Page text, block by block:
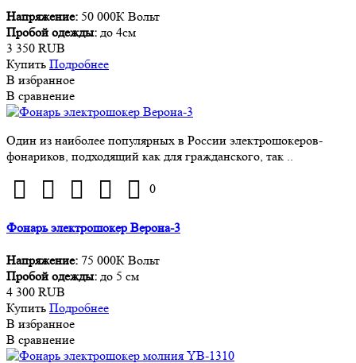
Напряжение: 50 000К Вольт
Пробой одежды: до 4см
3 350 RUB
Купить Подробнее
В избранное
В сравнение
Один из наиболее популярных в России электрошокеров-
фонариков, подходящий как для гражданского, так ..
0
Фонарь электрошокер Верона-3
Напряжение: 75 000К Вольт
Пробой одежды: до 5 см
4 300 RUB
Купить Подробнее
В избранное
В сравнение